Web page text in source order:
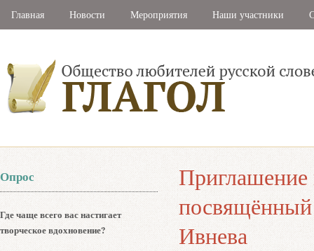
Главная Новости Мероприятия Наши участники
Приглашение
посвящённый
Ивнева
Опрос
Где чаще всего вас настигает
творческое вдохновение?